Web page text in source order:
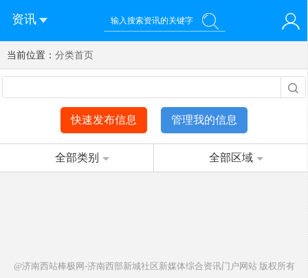
资讯
您好！欢迎来到济南西站棒极网-济南西部新城社区新媒体综
合资讯门户网站
登录 注册 微信快速登录
当前位置： 分类首页
快速发布信息 管理我的信息
全部类别 全部区域
@济南西站棒极网-济南西部新城社区新媒体综合资讯门户网站版权所有